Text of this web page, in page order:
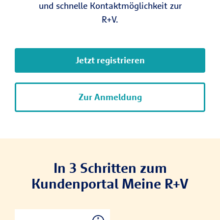
und schnelle Kontaktmöglichkeit zur
R+V.
Jetzt registrieren
Zur Anmeldung
In 3 Schritten zum
Kundenportal Meine R+V